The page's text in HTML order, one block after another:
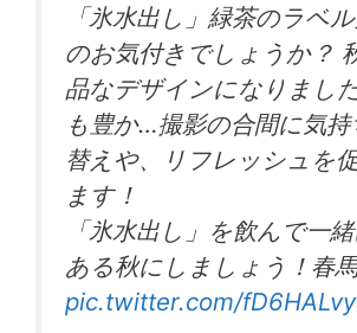
「氷水出し」緑茶のラベ
のお気付きでしょうか？
品なデザインになりまし
も豊か…撮影の合間に気持
替えや、リフレッシュを
ます！
「氷水出し」を飲んで一
ある秋にしましょう！春馬
pic.twitter.com/